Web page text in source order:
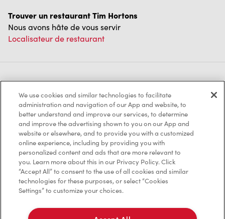
Trouver un restaurant Tim Hortons
Nous avons hâte de vous servir
Localisateur de restaurant
Franchisage
Investisseurs
Communiquer avec nous
Foire aux questions
Politique de confidentialité
We use cookies and similar technologies to facilitate
administration and navigation of our App and website, to
better understand and improve our services, to determine
and improve the advertising shown to you on our App and
website or elsewhere, and to provide you with a customized
online experience, including by providing you with
personalized content and ads that are more relevant to
you. Learn more about this in our Privacy Policy. Click
“Accept All” to consent to the use of all cookies and similar
technologies for these purposes, or select “Cookies
Settings” to customize your choices.